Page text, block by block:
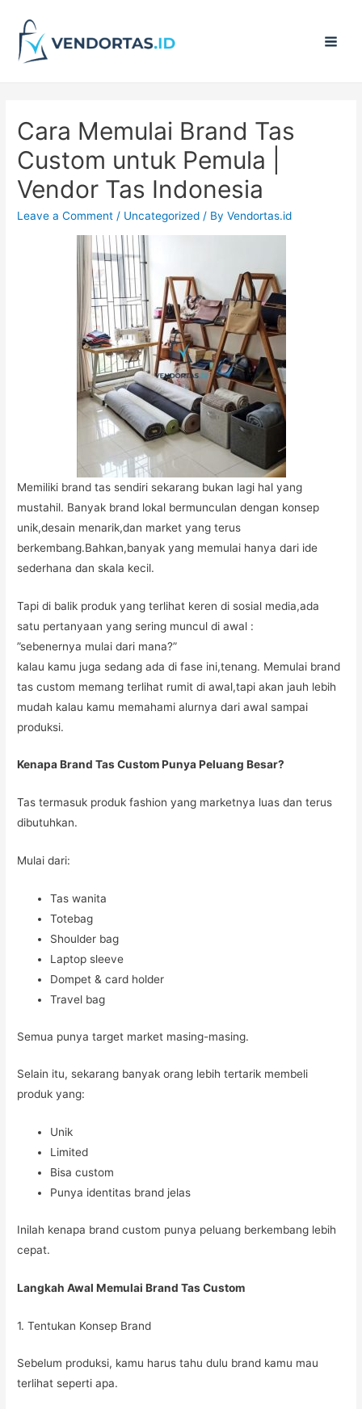
Cara Memulai Brand Tas
Custom untuk Pemula |
Vendor Tas Indonesia
Leave a Comment / Uncategorized / ByVendortas.id
Memiliki brand tas sendiri sekarang bukan lagi hal yang
mustahil. Banyak brand lokal bermunculan dengan konsep
unik,desain menarik,dan market yang terus
berkembang.Bahkan,banyak yang memulai hanya dari ide
sederhana dan skala kecil.
Tapi di balik produk yang terlihat keren di sosial media,ada
satu pertanyaan yang sering muncul di awal :
”sebenernya mulai dari mana?”
kalau kamu juga sedang ada di fase ini,tenang. Memulai brand
tas custom memang terlihat rumit di awal,tapi akan jauh lebih
mudah kalau kamu memahami alurnya dari awal sampai
produksi.
Kenapa Brand Tas Custom Punya Peluang Besar?
Tas termasuk produk fashion yang marketnya luas dan terus
dibutuhkan.
Mulai dari:
Tas wanita
Totebag
Shoulder bag
Laptop sleeve
Dompet & card holder
Travel bag
Semua punya target market masing-masing.
Selain itu, sekarang banyak orang lebih tertarik membeli
produk yang:
Unik
Limited
Bisa custom
Punya identitas brand jelas
Inilah kenapa brand custom punya peluang berkembang lebih
cepat.
Langkah Awal Memulai Brand Tas Custom
1. Tentukan Konsep Brand
Sebelum produksi, kamu harus tahu dulu brand kamu mau
terlihat seperti apa.